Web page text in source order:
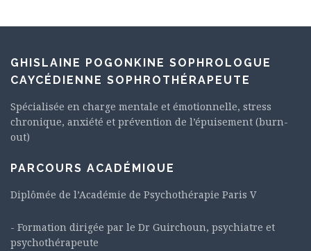
GHISLAINE POGONKINE SOPHROLOGUE
CAYCÉDIENNE SOPHROTHÉRAPEUTE
Spécialisée en charge mentale et émotionnelle, stress
chronique, anxiété et prévention de l’épuisement (burn-
out)
PARCOURS ACADÉMIQUE
Diplômée de l’Académie de Psychothérapie Paris V
- Formation dirigée par le Dr Guirchoun, psychiatre et
psychothérapeute